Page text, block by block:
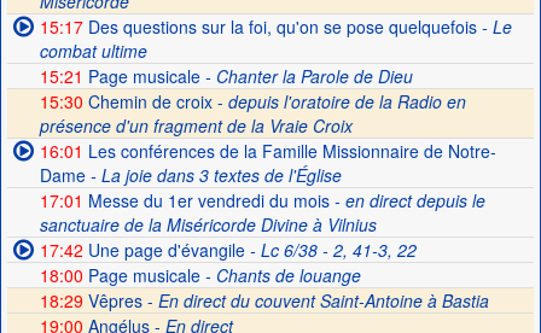
15:17Des questions sur la foi, qu'on se pose quelquefois- Le
combat ultime
15:21 Page musicale- Chanter la Parole de Dieu
15:30 Chemin de croix - depuis l'oratoire de la Radio en
présence d'un fragment de la Vraie Croix
16:01 Les conférences de la Famille Missionnaire de Notre-
Dame- La joie dans 3 textes de l'Église
17:01 Messe du 1er vendredi du mois- en direct depuis le
sanctuaire de la Miséricorde Divine à Vilnius
17:42 Une page d'évangile- Lc 6/38 - 2, 41-3, 22
18:00 Page musicale- Chants de louange
18:29 Vêpres - En direct du couvent Saint-Antoine à Bastia
19:00 Angélus - En direct